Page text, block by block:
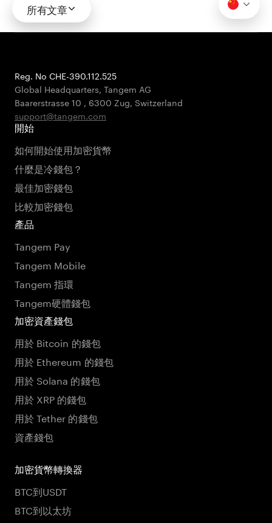
所有文章
Reg. No CHE-390.112.525
Global Headquarters, Tangem AG
Baarerstrasse 10 , 6300 Zug, Switzerland
support@tangem.com
開始
如何開始使用加密貨幣
什麼是冷錢包？
最佳加密錢包
比較加密錢包
產品
Tangem Pay
Tangem Mobile
Tangem 指環
Tangem硬體錢包
加密資產錢包
用於 Bitcoin 的錢包
用於 Ethereum 的錢包
用於 Solana 的錢包
用於 XRP 的錢包
用於 Tether 的錢包
資產錢包
加密貨幣轉換器
BTC到USDT
BTC到以太坊